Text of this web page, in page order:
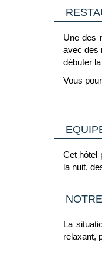
Une des
avec des
débuter
Vous
Cet hôtel
la nuit,
La
relaxant,